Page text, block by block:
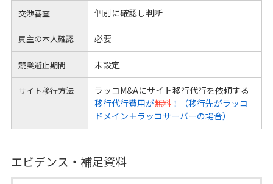
交渉審査 個別に確認し判断
買主の本人確認 必要
競業避止期間 未設定
サイト移行方法
ラッコM&Aにサイト移行代行を依頼する
移行代行費用が無料！（移行先がラッコ
ドメイン＋ラッコサーバーの場合）
エビデンス・補足資料